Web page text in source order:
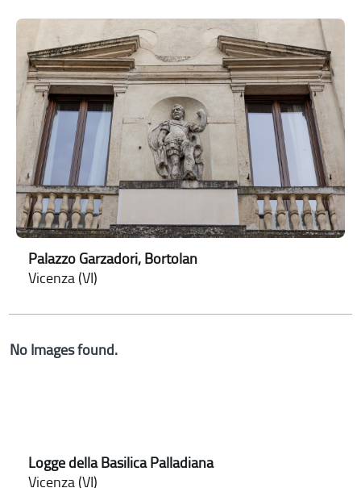
Palazzo Garzadori, Bortolan
Vicenza (VI)
No Images found.
Logge della Basilica Palladiana
Vicenza (VI)